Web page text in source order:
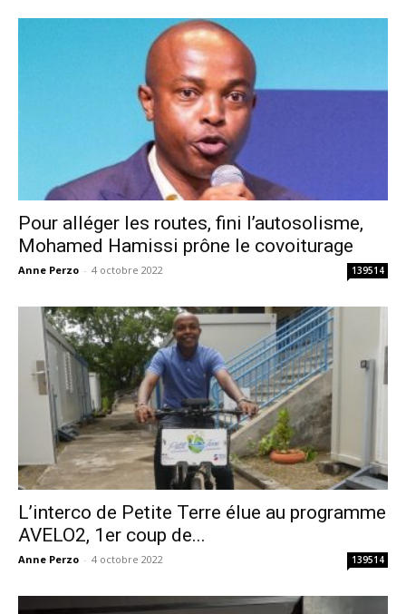
Pour alléger les routes, fini l’autosolisme,
Mohamed Hamissi prône le covoiturage
Anne Perzo - 4 octobre 2022 139514
L’interco de Petite Terre élue au programme
AVELO2, 1er coup de...
Anne Perzo - 4 octobre 2022 139514